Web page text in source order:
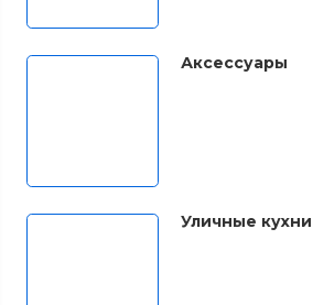
Аксессуары
Уличные кухни